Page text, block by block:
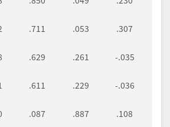
.711 .053
.307
.629 .261
-.035
.611 .229
-.036
.087 .887
.108